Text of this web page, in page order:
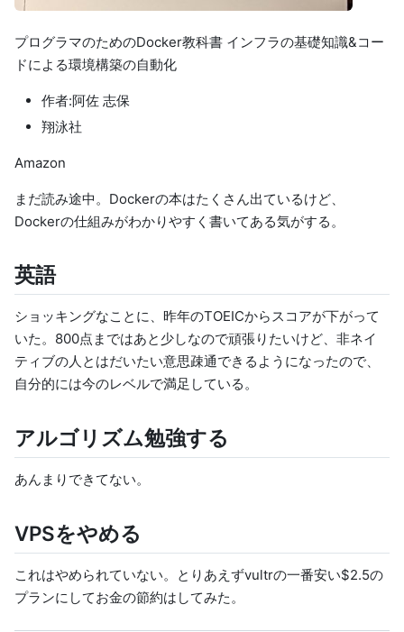
プログラマのためのDocker教科書 インフラの基礎知識&コー
ドによる環境構築の自動化
作者:阿佐 志保
翔泳社
Amazon
まだ読み途中。Dockerの本はたくさん出ているけど、
Dockerの仕組みがわかりやすく書いてある気がする。
英語
ショッキングなことに、昨年のTOEICからスコアが下がって
いた。800点まではあと少しなので頑張りたいけど、非ネイ
ティブの人とはだいたい意思疎通できるようになったので、
自分的には今のレベルで満足している。
アルゴリズム勉強する
あんまりできてない。
VPSをやめる
これはやめられていない。とりあえずvultrの一番安い$2.5の
プランにしてお金の節約はしてみた。